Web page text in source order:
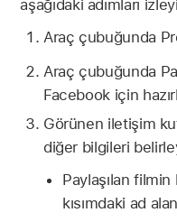
aşağıdaki adımları
Araç çubuğunda
Araç çubuğunda
Facebook için
Görünen iletişim
diğer bilgileri
Paylaşılan filmin
kısımdaki ad